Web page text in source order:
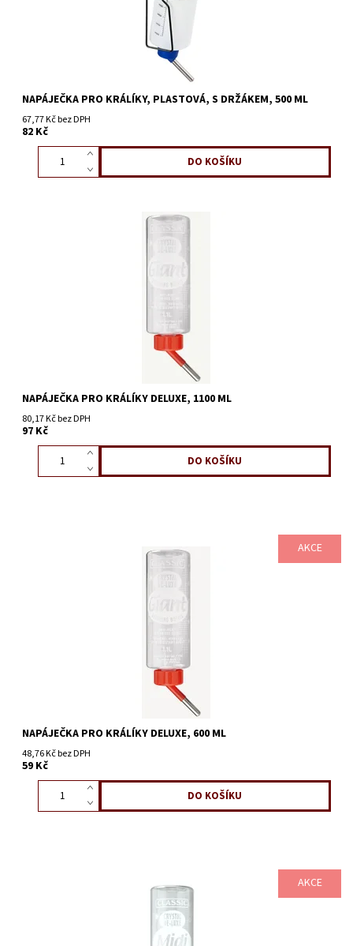
NAPÁJEČKA PRO KRÁLÍKY, PLASTOVÁ, S DRŽÁKEM, 500 ML
67,77 Kč bez DPH
82 Kč
NAPÁJEČKA PRO KRÁLÍKY DELUXE, 1100 ML
80,17 Kč bez DPH
97 Kč
AKCE
NAPÁJEČKA PRO KRÁLÍKY DELUXE, 600 ML
48,76 Kč bez DPH
59 Kč
AKCE